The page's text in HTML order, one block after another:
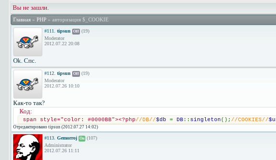
Вы не зашли.
Главная » PHP » авторизация $_COOKIE
#111. tipsun Off (19)
Moderator
2012.07.22 20:08
Ok. Спс.
#112. tipsun Off (19)
Moderator
2012.07.26 10:10
Как-то так?
Код:
span style="color: #0000BB"><?php//DB//$db = DB :: singleton(); //COOKIES//
Отредактировано tipsun (2012.07.27 14:02)
#113. Gemorroj On (107)
Administrator
2012.07.26 11:11